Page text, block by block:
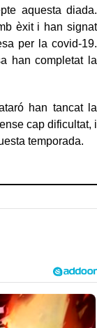
aquesta diada.
èxit i han signat
per la covid-19.
han completat la
han tancat la
cap dificultat, i
temporada.